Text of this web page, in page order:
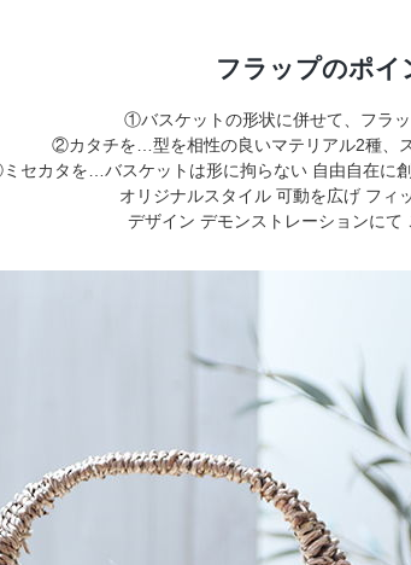
フラップのポイ
①バスケットの形状に併せて、フラ
②カタチを…型を相性の良いマテリアル2種、
セカタを…バスケットは形に拘らない 自由自在に
オリジナルスタイル 可動を広げ フィ
デザイン デモンストレーションにて